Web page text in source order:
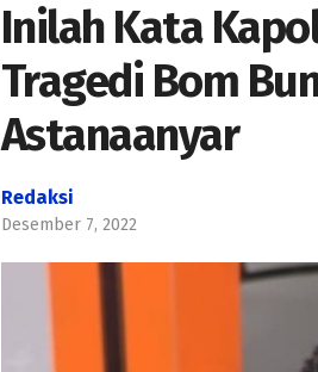
Inilah Kata
Tragedi Bom
Astanaanyar
Redaksi
Desember 7, 2022